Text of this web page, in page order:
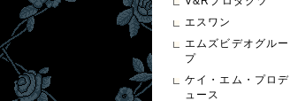
エスワン
エムズビデオグルー
プ
ケイ・エム・プロデ
ュース